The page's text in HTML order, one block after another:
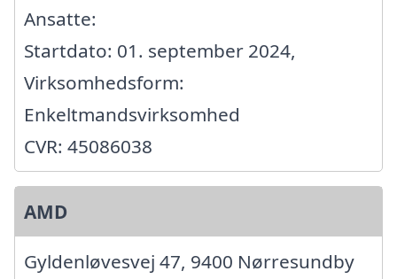
Ansatte:
Startdato: 01. september 2024,
Virksomhedsform:
Enkeltmandsvirksomhed
CVR: 45086038
AMD
Gyldenløvesvej 47, 9400 Nørresundby